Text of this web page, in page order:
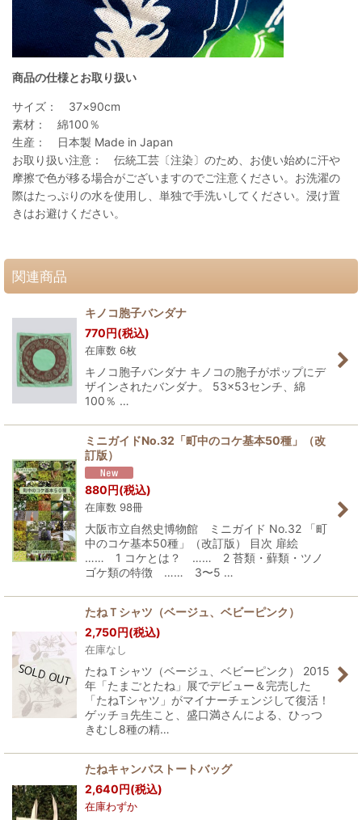
商品の仕様とお取り扱い
サイズ： 37×90cm
素材： 綿100％
生産： 日本製 Made in Japan
お取り扱い注意： 伝統工芸〔注染〕のため、お使い始めに汗や
摩擦で色が移る場合がございますのでご注意ください。お洗濯の
際はたっぷりの水を使用し、単独で手洗いしてください。浸け置
きはお避けください。
関連商品
キノコ胞子バンダナ
770円(税込)
在庫数 6枚
キノコ胞子バンダナ キノコの胞子がポップにデ
ザインされたバンダナ。 53×53センチ、綿
100％ …
ミニガイドNo.32「町中のコケ基本50種」（改
訂版）
880円(税込)
在庫数 98冊
大阪市立自然史博物館 ミニガイド No.32 「町
中のコケ基本50種」（改訂版） 目次 扉絵
…… 1 コケとは？ …… 2 苔類・蘚類・ツノ
ゴケ類の特徴 …… 3〜5 …
たねＴシャツ（ベージュ、ベビーピンク）
2,750円(税込)
在庫なし
たねＴシャツ（ベージュ、ベビーピンク） 2015
年「たまごとたね」展でデビュー＆完売した
「たねTシャツ」がマイナーチェンジして復活！
ゲッチョ先生こと、盛口満さんによる、ひっつ
きむし8種の精…
たねキャンバストートバッグ
2,640円(税込)
在庫わずか